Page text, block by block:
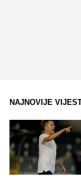
NAJNOVIJE